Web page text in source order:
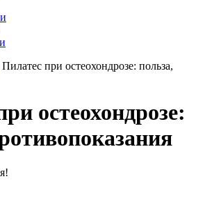
Пилатес при остеохондрозе: польза,
остеохондрозе: